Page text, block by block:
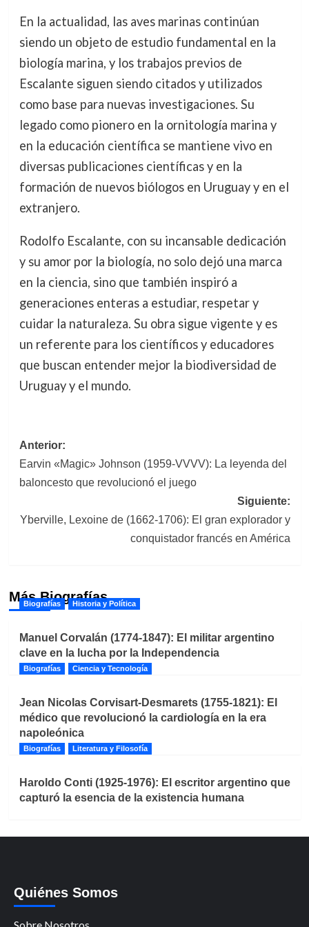
En la actualidad, las aves marinas continúan
siendo un objeto de estudio fundamental en la
biología marina, y los trabajos previos de
Escalante siguen siendo citados y utilizados
como base para nuevas investigaciones. Su
legado como pionero en la ornitología marina y
en la educación científica se mantiene vivo en
diversas publicaciones científicas y en la
formación de nuevos biólogos en Uruguay y en el
extranjero.
Rodolfo Escalante, con su incansable dedicación
y su amor por la biología, no solo dejó una marca
en la ciencia, sino que también inspiró a
generaciones enteras a estudiar, respetar y
cuidar la naturaleza. Su obra sigue vigente y es
un referente para los científicos y educadores
que buscan entender mejor la biodiversidad de
Uruguay y el mundo.
Navegación
de
entradas
Anterior:
Earvin «Magic» Johnson (1959-VVVV): La leyenda del
baloncesto que revolucionó el juego
Siguiente:
Yberville, Lexoine de (1662-1706): El gran explorador y
conquistador francés en América
Más Biografías
Biografías Historia y Política
Manuel Corvalán (1774-1847): El militar argentino
clave en la lucha por la Independencia
Biografías Ciencia y Tecnología
Jean Nicolas Corvisart-Desmarets (1755-1821): El
médico que revolucionó la cardiología en la era
napoleónica
Biografías Literatura y Filosofía
Haroldo Conti (1925-1976): El escritor argentino que
capturó la esencia de la existencia humana
Quiénes Somos